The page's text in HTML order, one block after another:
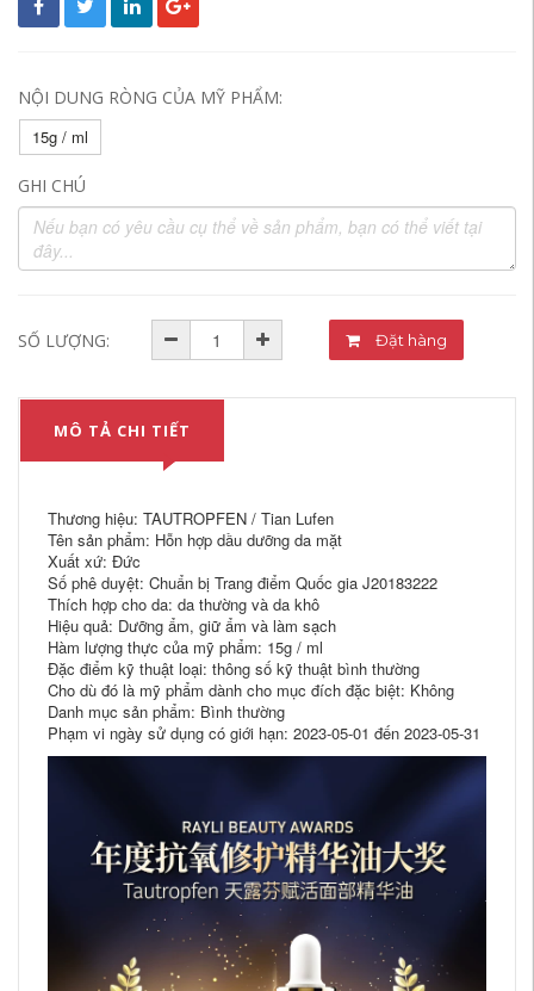
NỘI DUNG RÒNG CỦA MỸ PHẨM:
15g / ml
GHI CHÚ
SỐ LƯỢNG: Đặt hàng
MÔ TẢ CHI TIẾT
Thương hiệu: TAUTROPFEN / Tian Lufen
Tên sản phẩm: Hỗn hợp dầu dưỡng da mặt
Xuất xứ: Đức
Số phê duyệt: Chuẩn bị Trang điểm Quốc gia J20183222
Thích hợp cho da: da thường và da khô
Hiệu quả: Dưỡng ẩm, giữ ẩm và làm sạch
Hàm lượng thực của mỹ phẩm: 15g / ml
Đặc điểm kỹ thuật loại: thông số kỹ thuật bình thường
Cho dù đó là mỹ phẩm dành cho mục đích đặc biệt: Không
Danh mục sản phẩm: Bình thường
Phạm vi ngày sử dụng có giới hạn: 2023-05-01 đến 2023-05-31